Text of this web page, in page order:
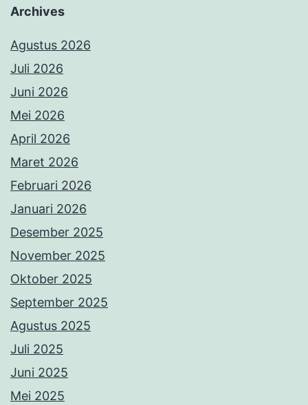
Archives
Agustus 2026
Juli 2026
Juni 2026
Mei 2026
April 2026
Maret 2026
Februari 2026
Januari 2026
Desember 2025
November 2025
Oktober 2025
September 2025
Agustus 2025
Juli 2025
Juni 2025
Mei 2025